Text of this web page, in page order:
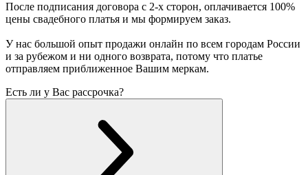
После подписания договора с 2-х сторон, оплачивается 100%
цены свадебного платья и мы формируем заказ.
У нас большой опыт продажи онлайн по всем городам России
и за рубежом и ни одного возврата, потому что платье
отправляем приближенное Вашим меркам.
Есть ли у Вас рассрочка?